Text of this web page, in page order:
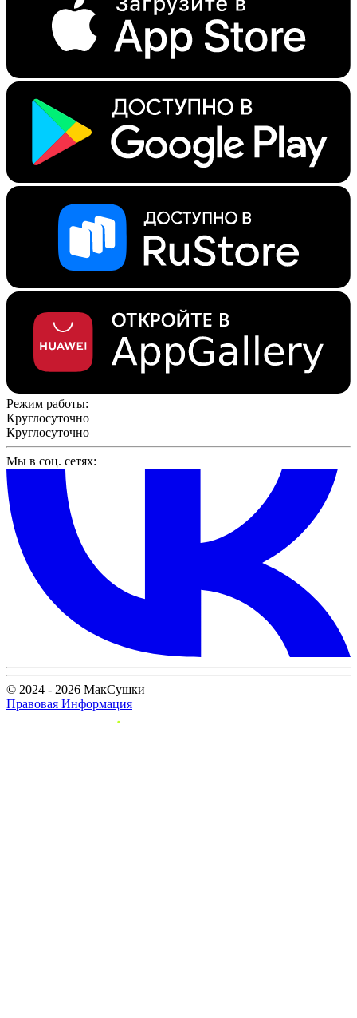
Режим работы:
Круглосуточно
Круглосуточно
Мы в соц. сетях:
© 2024 - 2026 МакСушки
Правовая Информация